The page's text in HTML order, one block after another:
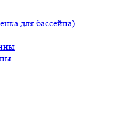
для бассейна)